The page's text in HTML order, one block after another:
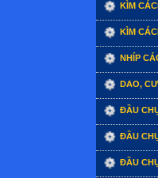
KÌM
KÌM
NHÍP
DAO,
ĐẦU
ĐẦU
ĐẦU